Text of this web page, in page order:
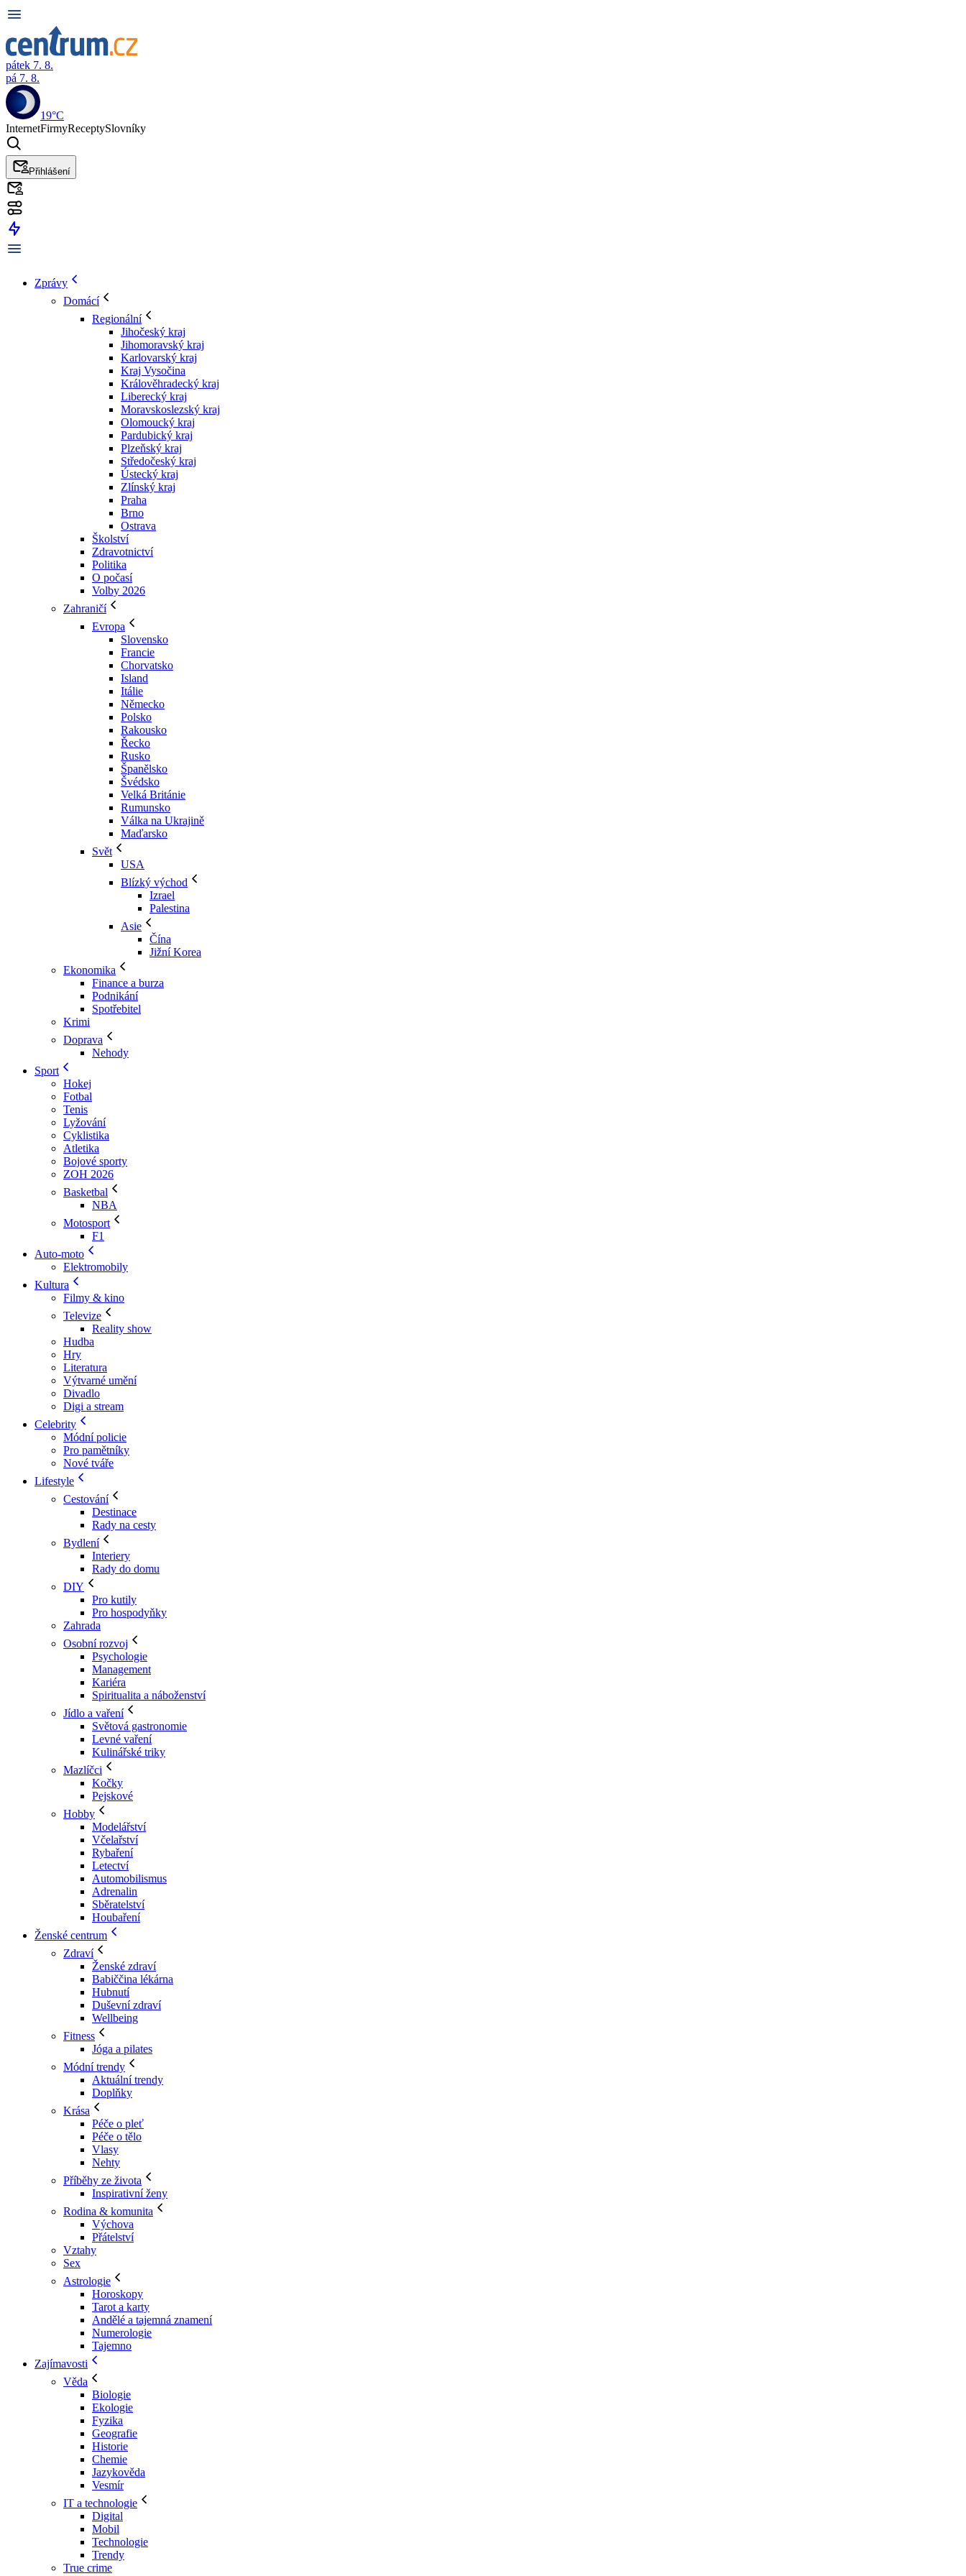
pátek 7. 8.
pá 7. 8.
19°C
InternetFirmyReceptySlovníky
Přihlášení
Zprávy
Domácí
Regionální
Jihočeský kraj
Jihomoravský kraj
Karlovarský kraj
Kraj Vysočina
Králověhradecký kraj
Liberecký kraj
Moravskoslezský kraj
Olomoucký kraj
Pardubický kraj
Plzeňský kraj
Středočeský kraj
Ústecký kraj
Zlínský kraj
Praha
Brno
Ostrava
Školství
Zdravotnictví
Politika
O počasí
Volby 2026
Zahraničí
Evropa
Slovensko
Francie
Chorvatsko
Island
Itálie
Německo
Polsko
Rakousko
Řecko
Rusko
Španělsko
Švédsko
Velká Británie
Rumunsko
Válka na Ukrajině
Maďarsko
Svět
USA
Blízký východ
Izrael
Palestina
Asie
Čína
Jižní Korea
Ekonomika
Finance a burza
Podnikání
Spotřebitel
Krimi
Doprava
Nehody
Sport
Hokej
Fotbal
Tenis
Lyžování
Cyklistika
Atletika
Bojové sporty
ZOH 2026
Basketbal
NBA
Motosport
F1
Auto-moto
Elektromobily
Kultura
Filmy & kino
Televize
Reality show
Hudba
Hry
Literatura
Výtvarné umění
Divadlo
Digi a stream
Celebrity
Módní policie
Pro pamětníky
Nové tváře
Lifestyle
Cestování
Destinace
Rady na cesty
Bydlení
Interiery
Rady do domu
DIY
Pro kutily
Pro hospodyňky
Zahrada
Osobní rozvoj
Psychologie
Management
Kariéra
Spiritualita a náboženství
Jídlo a vaření
Světová gastronomie
Levné vaření
Kulinářské triky
Mazlíčci
Kočky
Pejskové
Hobby
Modelářství
Včelařství
Rybaření
Letectví
Automobilismus
Adrenalin
Sběratelství
Houbaření
Ženské centrum
Zdraví
Ženské zdraví
Babiččina lékárna
Hubnutí
Duševní zdraví
Wellbeing
Fitness
Jóga a pilates
Módní trendy
Aktuální trendy
Doplňky
Krása
Péče o pleť
Péče o tělo
Vlasy
Nehty
Příběhy ze života
Inspirativní ženy
Rodina & komunita
Výchova
Přátelství
Vztahy
Sex
Astrologie
Horoskopy
Tarot a karty
Andělé a tajemná znamení
Numerologie
Tajemno
Zajímavosti
Věda
Biologie
Ekologie
Fyzika
Geografie
Historie
Chemie
Jazykověda
Vesmír
IT a technologie
Digital
Mobil
Technologie
Trendy
True crime